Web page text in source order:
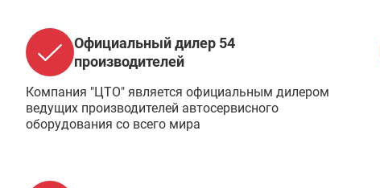
Официальный дилер 54
производителей
Компания "ЦТО" является официальным дилером
ведущих производителей автосервисного
оборудования со всего мира